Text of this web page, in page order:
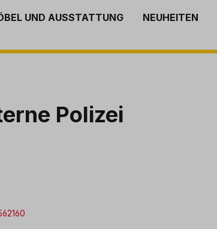
UND AUSSTATTUNG NEUHEITEN
Polizei